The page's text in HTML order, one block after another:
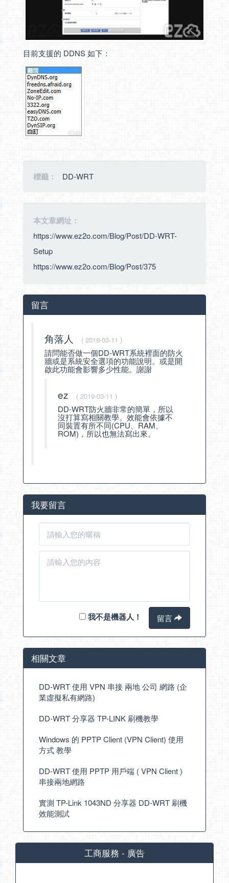
目前支援的 DDNS 如下：
標籤： DD-WRT
本文章網址：
https://www.ez2o.com/Blog/Post/DD-WRT-
Setup
https://www.ez2o.com/Blog/Post/375
留言
角落人 ( 2019-03-11 )
請問能否做一個DD-WRT系統裡面的防火
牆或是系統安全選項的功能說明。或是開
啟此功能會影響多少性能。謝謝
ez ( 2019-03-11 )
DD-WRT防火牆非常的簡單，所以
沒打算寫相關教學。效能會依據不
同裝置有所不同(CPU、RAM、
ROM)，所以也無法寫出來。
我要留言
我不是機器人！ 留言
相關文章
DD-WRT 使用 VPN 串接 兩地 公司 網路 (企
業虛擬私有網路)
DD-WRT 分享器 TP-LINK 刷機教學
Windows 的 PPTP Client (VPN Client) 使用
方式 教學
DD-WRT 使用 PPTP 用戶端 ( VPN Client )
串接兩地網路
實測 TP-Link 1043ND 分享器 DD-WRT 刷機
效能測試
工商服務 - 廣告